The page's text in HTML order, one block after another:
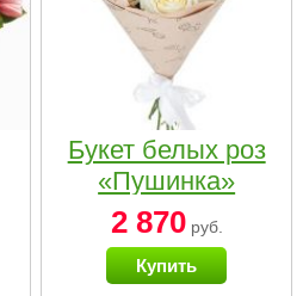
Букет белых роз
«Пушинка»
2 870руб.
Купить